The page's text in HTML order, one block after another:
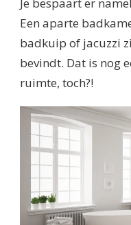
Je bespaart er
Een aparte
badkuip of jacuzzi
bevindt. Dat is nog
ruimte, toch?!